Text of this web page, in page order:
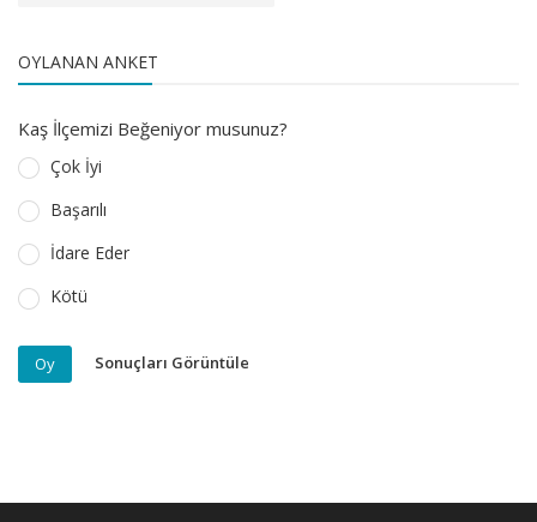
OYLANAN ANKET
Kaş İlçemizi Beğeniyor musunuz?
Çok İyi
Başarılı
İdare Eder
Kötü
Oy Sonuçları Görüntüle